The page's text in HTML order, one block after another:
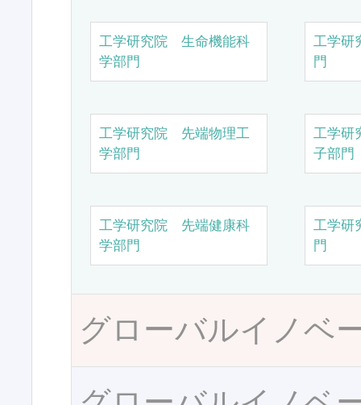
工学研究院 生命機能科
学部門
工学研
門
工学研究院 先端物理工
学部門
工学研
子部門
工学研究院 先端健康科
学部門
工学研
門
グローバルイノベ